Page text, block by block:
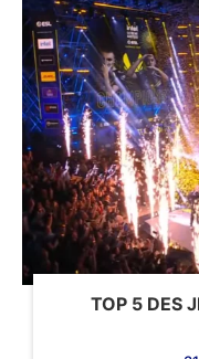
TOP 5 DES